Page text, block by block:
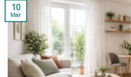
10
Mar